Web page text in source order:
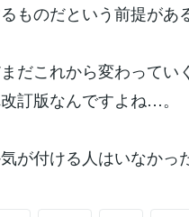
ものだという前提があ
だこれから変わってい
訂版なんですよね…。
が付ける人はいなかっ